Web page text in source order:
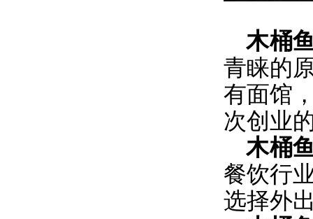
木桶
青睐的
有面馆
次创业
木桶
餐饮行
选择外